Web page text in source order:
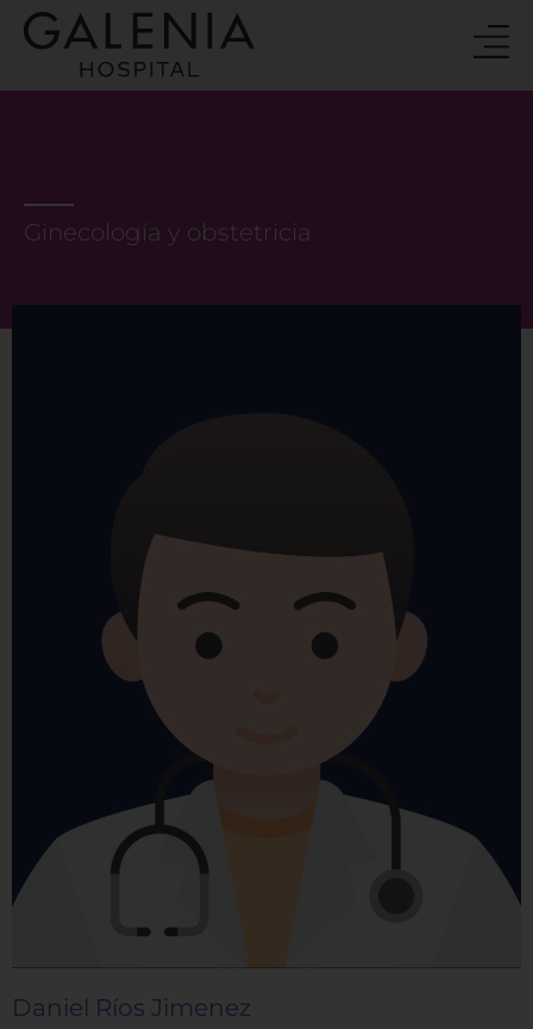
contenido
Ginecología y obstetricia
Daniel Ríos Jimenez